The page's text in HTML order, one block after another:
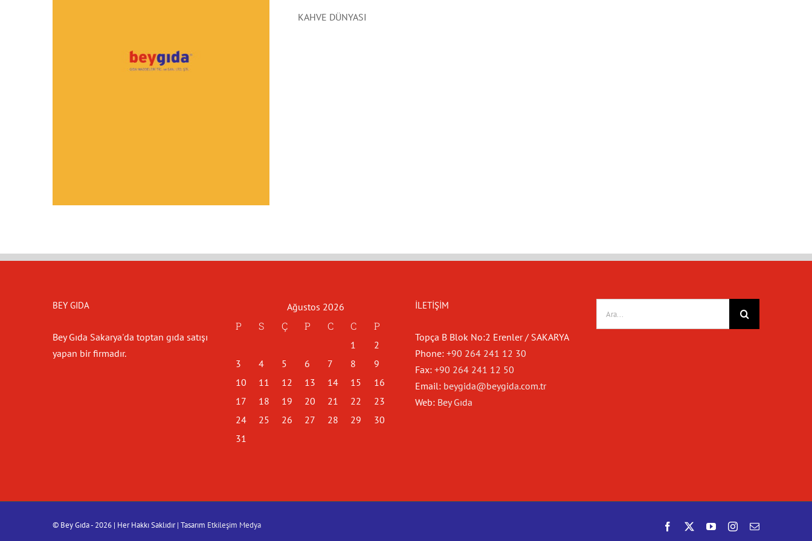
KAHVE DÜNYASI
BEY GIDA
Bey Gıda Sakarya'da toptan gıda satışı
yapan bir firmadır.
Ağustos 2026
P S Ç P C C P
1
2
3
4 5 6 7 8
9
10
11 12 13 14 15
16
17
18 19 20 21 22
23
24
25 26 27 28 29
30
31
İLETIŞIM
Topça B Blok No:2 Erenler / SAKARYA
Phone: +90 264 241 12 30
Fax: +90 264 241 12 50
Email: beygida@beygida.com.tr
Web: Bey Gıda
© Bey Gıda - 2026 | Her Hakkı Saklıdır | Tasarım Etkileşim Medya Facebook YouTubeInstagram
E-